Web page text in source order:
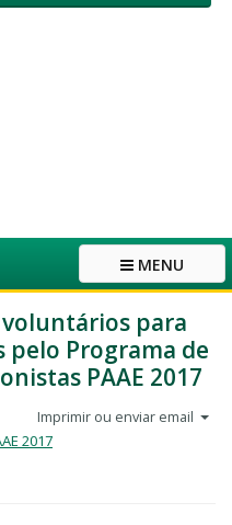
MENU
voluntários para
pelo Programa de
PAAE 2017
Imprimir ou enviar email
2017